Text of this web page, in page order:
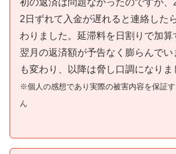
2日ずれて入金が遅れると連絡した
わりました。延滞料を日割りで加算
翌月の返済額が予告なく膨らんで
も変わり、以降は脅し口調になりま
※個人の感想であり実際の被害内容を保証
ん